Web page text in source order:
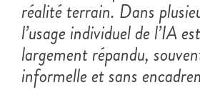
réalité terrain. Dans
l’usage individuel de l’IA
largement répandu,
informelle et sans